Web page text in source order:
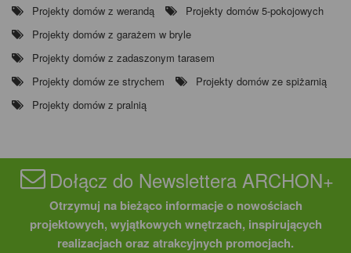
Projekty domów z werandą
Projekty domów 5-pokojowych
Projekty domów z garażem w bryle
Projekty domów z zadaszonym tarasem
Projekty domów ze strychem
Projekty domów ze spiżarnią
Projekty domów z pralnią
Dołącz do Newslettera ARCHON+
Otrzymuj na bieżąco informacje o nowościach
projektowych, wyjątkowych wnętrzach, inspirujących
realizacjach oraz atrakcyjnych promocjach.